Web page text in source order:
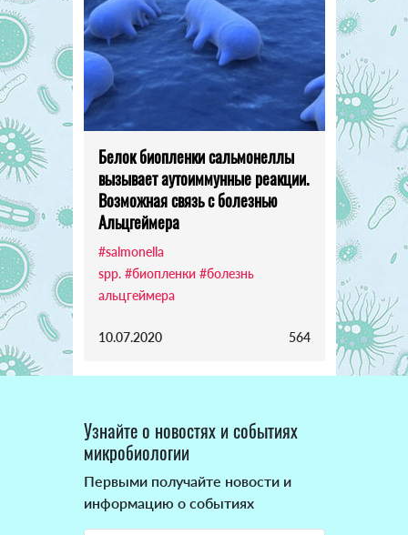
Белок биопленки сальмонеллы
вызывает аутоиммунные реакции.
Возможная связь с болезнью
Альцгеймера
#salmonella
spp. #биопленки #болезнь
альцгеймера
10.07.2020 564
Узнайте о новостях и событиях
микробиологии
Первыми получайте новости и
информацию о событиях